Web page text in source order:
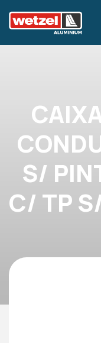
S/
C/ TP